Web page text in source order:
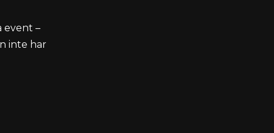
event –
inte har